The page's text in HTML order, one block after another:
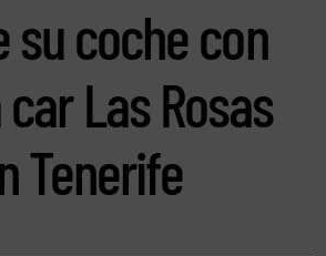
su coche con
Las Rosas
Tenerife